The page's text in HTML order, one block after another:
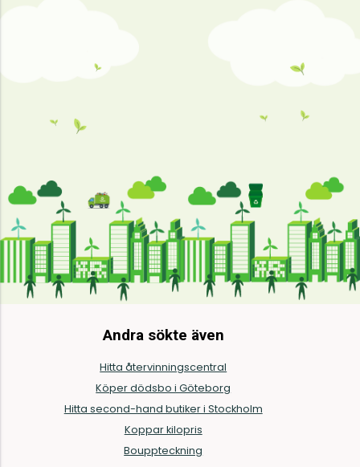
Andra sökte även
Hitta återvinningscentral
Köper dödsbo i Göteborg
Hitta second-hand butiker i Stockholm
Koppar kilopris
Bouppteckning